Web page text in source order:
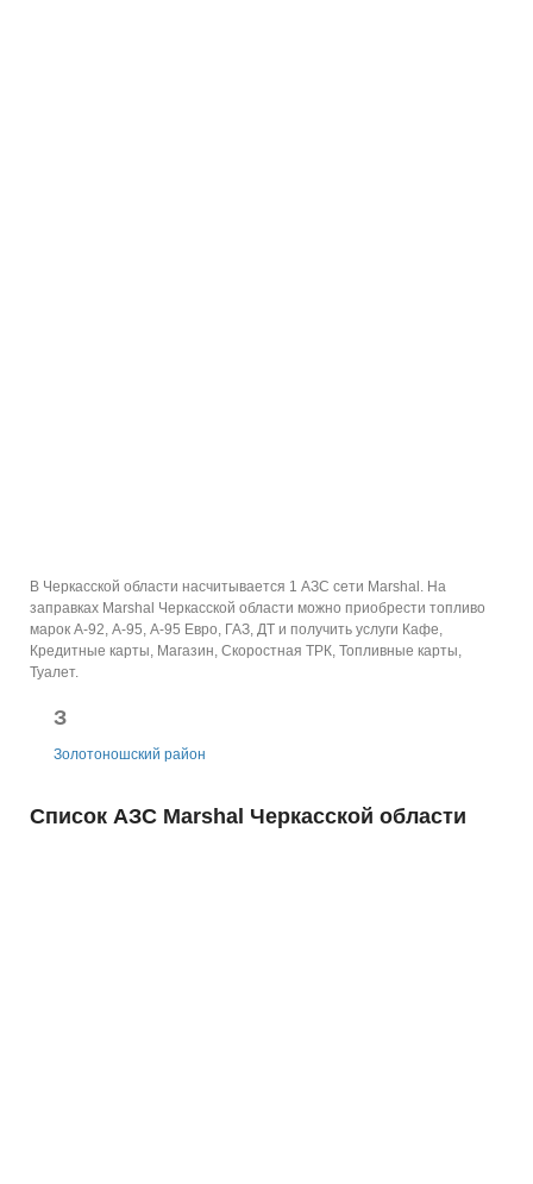
В Черкасской области насчитывается 1 АЗС сети Marshal. На
заправках Marshal Черкасской области можно приобрести топливо
марок А-92, А-95, А-95 Евро, ГАЗ, ДТ и получить услуги Кафе,
Кредитные карты, Магазин, Скоростная ТРК, Топливные карты,
Туалет.
З
Золотоношский район
Список АЗС Marshal Черкасской области